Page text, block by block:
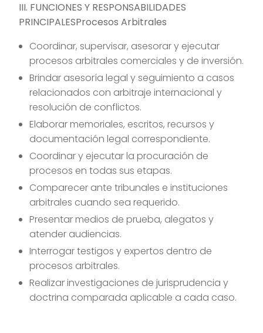
III. FUNCIONES Y RESPONSABILIDADES
PRINCIPALESProcesos Arbitrales
Coordinar, supervisar, asesorar y ejecutar
procesos arbitrales comerciales y de inversión.
Brindar asesoría legal y seguimiento a casos
relacionados con arbitraje internacional y
resolución de conflictos.
Elaborar memoriales, escritos, recursos y
documentación legal correspondiente.
Coordinar y ejecutar la procuración de
procesos en todas sus etapas.
Comparecer ante tribunales e instituciones
arbitrales cuando sea requerido.
Presentar medios de prueba, alegatos y
atender audiencias.
Interrogar testigos y expertos dentro de
procesos arbitrales.
Realizar investigaciones de jurisprudencia y
doctrina comparada aplicable a cada caso.